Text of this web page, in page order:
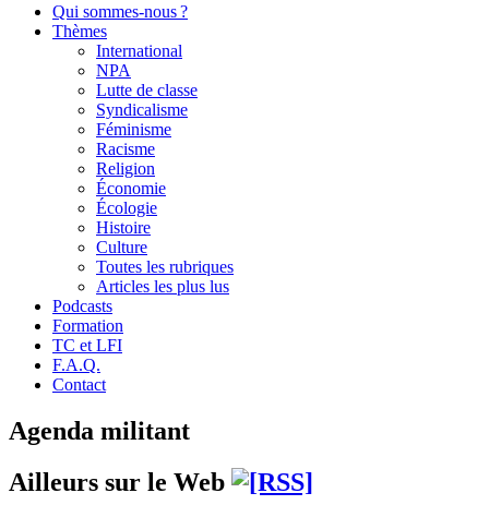
Qui sommes-nous ?
Thèmes
International
NPA
Lutte de classe
Syndicalisme
Féminisme
Racisme
Religion
Économie
Écologie
Histoire
Culture
Toutes les rubriques
Articles les plus lus
Podcasts
Formation
TC et LFI
F.A.Q.
Contact
Agenda militant
Ailleurs sur le Web